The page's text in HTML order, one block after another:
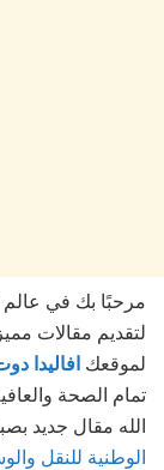
مرحبًا بك في عالم
لتقديم مقالات
لموقعك افاليدا
تمام الصحة
الله مقال جديد